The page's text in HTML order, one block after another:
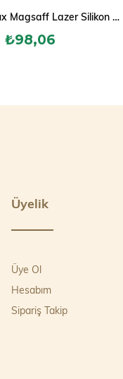
iPhone 12 Pro Lüx Magsaff Lazer Silikon Kılıf (Kamera Korumalı)
₺98,06
Üyelik
Üye Ol
Hesabım
Sipariş Takip